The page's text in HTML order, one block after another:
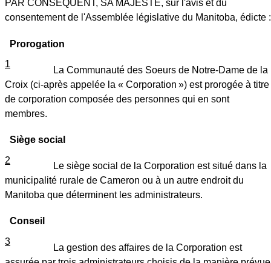
PAR CONSÉQUENT, SA MAJESTÉ, sur l'avis et du
consentement de l'Assemblée législative du Manitoba, édicte :
Prorogation
1
La Communauté des Soeurs de Notre-Dame de la
Croix (ci-après appelée la « Corporation ») est prorogée à titre
de corporation composée des personnes qui en sont
membres.
Siège social
2
Le siège social de la Corporation est situé dans la
municipalité rurale de Cameron ou à un autre endroit du
Manitoba que déterminent les administrateurs.
Conseil
3
La gestion des affaires de la Corporation est